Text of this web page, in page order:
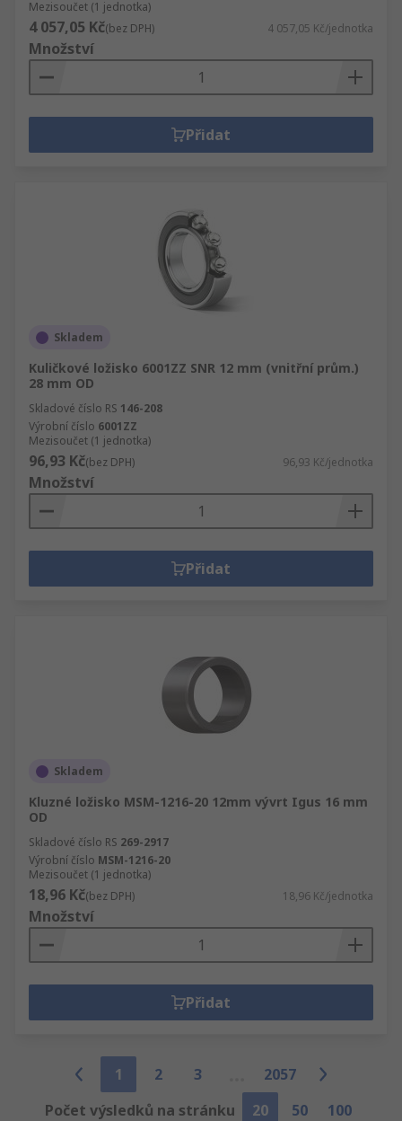
Mezisoučet (1 jednotka)
4 057,05 Kč(bez DPH) 4 057,05 Kč/jednotka
Množství
Přidat
Skladem
Kuličkové ložisko 6001ZZ SNR 12 mm (vnitřní prům.)
28 mm OD
Skladové číslo RS 146-208
Výrobní číslo 6001ZZ
Mezisoučet (1 jednotka)
96,93 Kč(bez DPH) 96,93 Kč/jednotka
Množství
Přidat
Skladem
Kluzné ložisko MSM-1216-20 12mm vývrt Igus 16 mm
OD
Skladové číslo RS 269-2917
Výrobní číslo MSM-1216-20
Mezisoučet (1 jednotka)
18,96 Kč(bez DPH) 18,96 Kč/jednotka
Množství
Přidat
1 2 3
2057
Počet výsledků na stránku
20 50 100